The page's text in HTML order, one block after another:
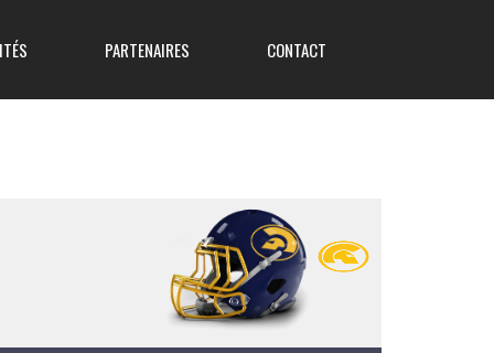
PARTENAIRES CONTACT